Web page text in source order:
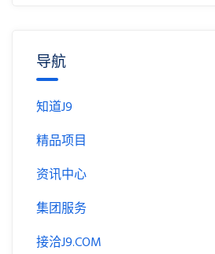
导航
知道J9
精品项目
资讯中心
集团服务
接洽J9.COM